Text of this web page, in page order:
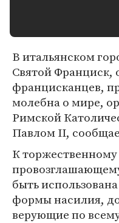
В итальянском
Святой Франциск,
францисканцев,
молебна о мире,
Римской
Павлом II,
К
быть
формы насилия,
верующие по